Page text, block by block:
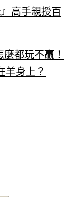
高手親授百
都玩不贏！
羊身上？